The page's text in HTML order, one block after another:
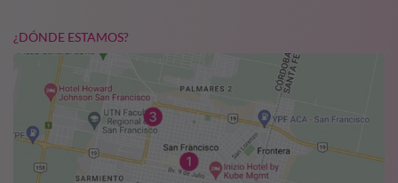
¿DÓNDE ESTAMOS?